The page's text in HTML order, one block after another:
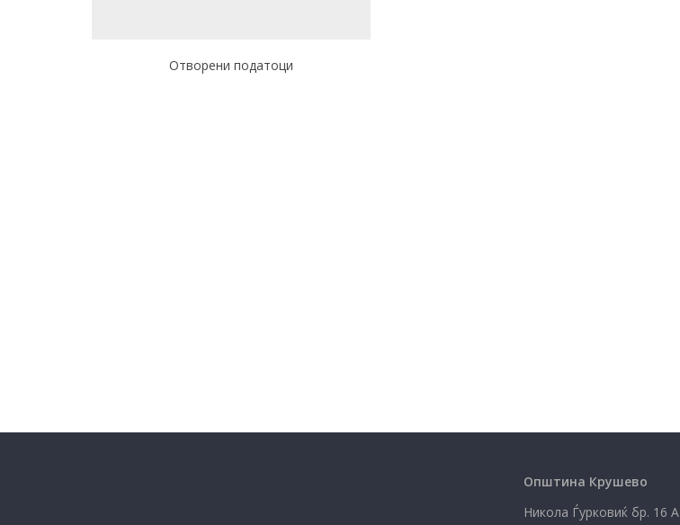
Отворени податоци
Општина Крушево
Никола Ѓурковиќ бр. 16 А